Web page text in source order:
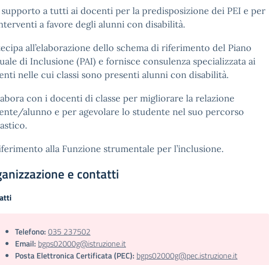
supporto a tutti ai docenti per la predisposizione dei PEI e per
a favore degli alunni con disabilità.
all’elaborazione dello schema di riferimento del Piano
di Inclusione (PAI) e fornisce consulenza specializzata ai
nelle cui classi sono presenti alunni con disabilità.
con i docenti di classe per migliorare la relazione
alunno e per agevolare lo studente nel suo percorso
alla Funzione strumentale per l’inclusione.
e contatti
Telefono: 035 237502
Email: bgps02000g@istruzione.it
Posta Elettronica Certificata (PEC): bgps02000g@pec.istruzione.it